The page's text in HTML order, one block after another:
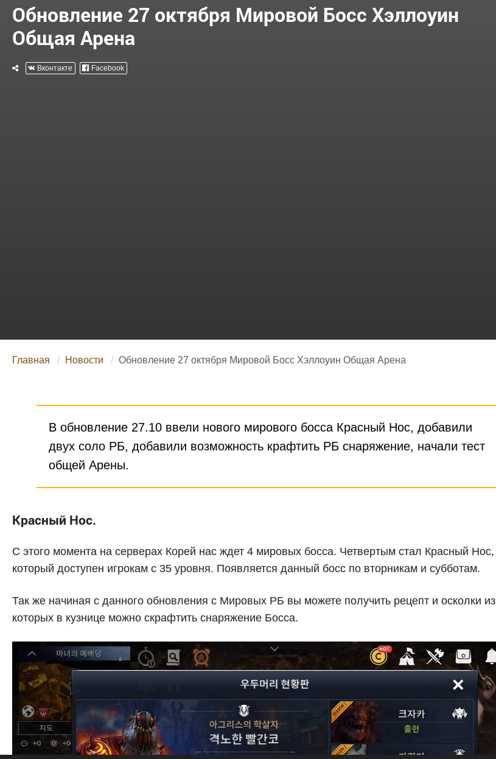
Обновление 27 октября Мировой Босс Хэллоуин
Общая Арена
Вконтакте Facebook
Главная Новости Обновление 27 октября Мировой Босс Хэллоуин Общая Арена
В обновление 27.10 ввели нового мирового босса Красный Нос, добавили
двух соло РБ, добавили возможность крафтить РБ снаряжение, начали тест
общей Арены.
Красный Нос.
С этого момента на серверах Корей нас ждет 4 мировых босса. Четвертым стал Красный Нос,
который доступен игрокам с 35 уровня. Появляется данный босс по вторникам и субботам.
Так же начиная с данного обновления с Мировых РБ вы можете получить рецепт и осколки из
которых в кузнице можно скрафтить снаряжение Босса.